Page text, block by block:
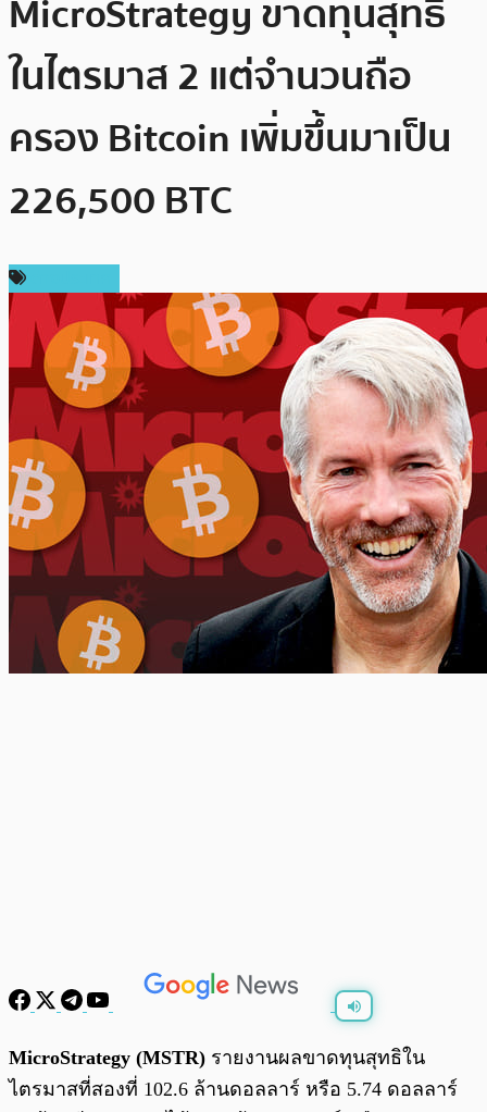
MicroStrategy ขาดทุนสุทธิ
ในไตรมาส 2 แต่จำนวนถือ
ครอง Bitcoin เพิ่มขึ้นมาเป็น
226,500 BTC
/
MicroStrategy (MSTR) รายงานผลขาดทุนสุทธิใน
ไตรมาสที่สองที่ 102.6 ล้านดอลลาร์ หรือ 5.74 ดอลลาร์